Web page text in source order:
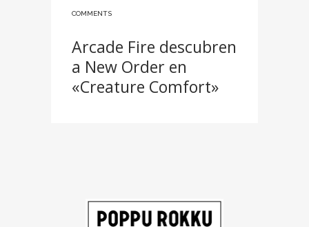
COMMENTS
Arcade Fire descubren
a New Order en
«Creature Comfort»